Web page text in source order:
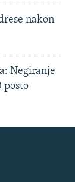
nakon
Negiranje
posto